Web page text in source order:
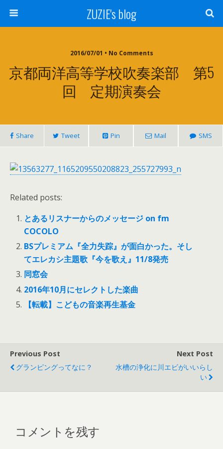
ZUZIE's blog
2016/07/01 • No Comments
京都両洋高等学校吹奏楽部 第5
回 定期演奏会
Share Tweet Pin Mail SMS
Related posts:
とあるリスナーからのメッセージ on fm
COCOLO
BSプレミアム『全力失踪』が面白かった。そし
てエレカシ主題歌『今を歌え』11/8発売
同窓会
2016年10月にセレクトした楽曲
【転載】こどもの音楽再生基金
Previous Post
グランピングってなに？
Next Post
水槽の浄化に川エビがいいらし
い
コメントを残す